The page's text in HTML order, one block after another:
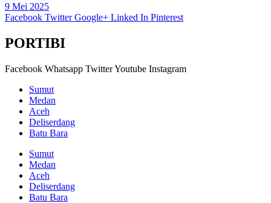
9 Mei 2025
Facebook Twitter Google+ Linked In Pinterest
PORTIBI
Facebook Whatsapp TwitterYoutube Instagram
Sumut
Medan
Aceh
Deliserdang
Batu Bara
Sumut
Medan
Aceh
Deliserdang
Batu Bara